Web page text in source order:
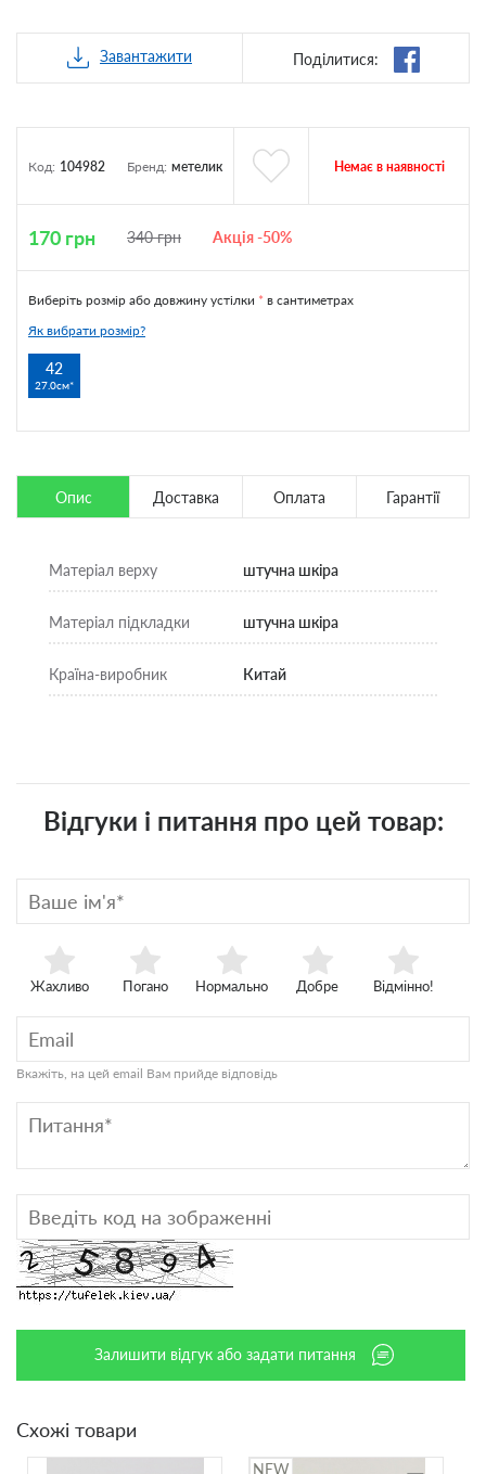
Завантажити Поділитися:
Код: 104982 Бренд: метелик Немає в наявності
170 грн 340грн Акція -50%
Виберіть розмір або довжину устілки * в сантиметрах
Як вибрати розмір?
42
27.0см
Опис Доставка Оплата Гарантії
Матеріал верху штучна шкіра
Матеріал підкладки штучна шкіра
Країна-виробник Китай
Відгуки і питання про цей товар:
Жахливо Погано Нормально Добре Відмінно!
Вкажіть, на цей email Вам прийде відповідь
Залишити відгук або задати питання
Схожі товари